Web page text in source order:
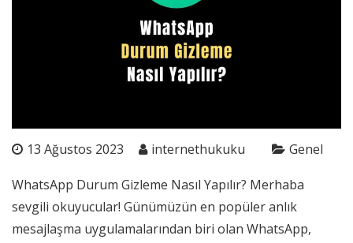
13 Ağustos 2023 internethukuku Genel
WhatsApp Durum Gizleme Nasıl Yapılır? Merhaba
sevgili okuyucular! Günümüzün en popüler anlık
mesajlaşma uygulamalarından biri olan WhatsApp,